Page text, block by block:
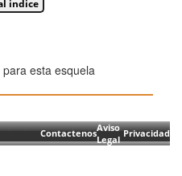
esta esquela
ContactenosAviso
Legal
Privacidad